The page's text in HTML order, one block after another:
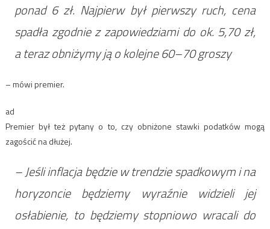
ponad 6 zł. Najpierw był pierwszy ruch, cena
spadła zgodnie z zapowiedziami do ok. 5,70 zł,
a teraz obniżymy ją o kolejne 60–70 groszy
– mówi premier.
ad
Premier był też pytany o to, czy obniżone stawki podatków mogą
zagościć na dłużej.
– Jeśli inflacja będzie w trendzie spadkowym i na
horyzoncie będziemy wyraźnie widzieli jej
osłabienie, to będziemy stopniowo wracali do